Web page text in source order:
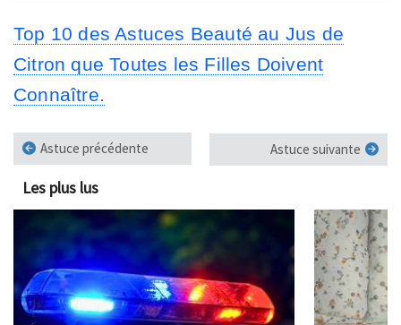
Top 10 des Astuces Beauté au Jus de
Citron que Toutes les Filles Doivent
Connaître.
Astuce précédente Astuce suivante
Les plus lus